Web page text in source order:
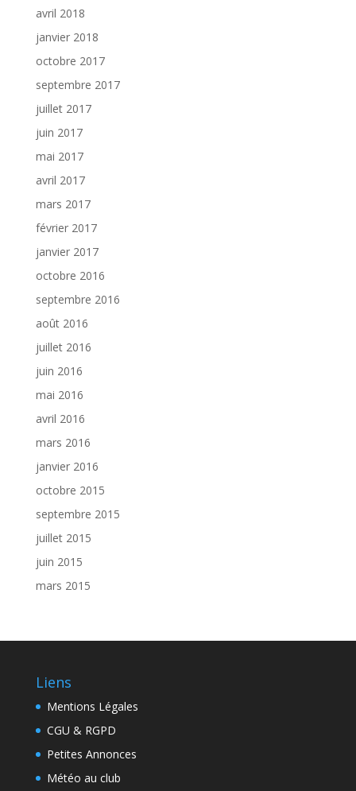
avril 2018
janvier 2018
octobre 2017
septembre 2017
juillet 2017
juin 2017
mai 2017
avril 2017
mars 2017
février 2017
janvier 2017
octobre 2016
septembre 2016
août 2016
juillet 2016
juin 2016
mai 2016
avril 2016
mars 2016
janvier 2016
octobre 2015
septembre 2015
juillet 2015
juin 2015
mars 2015
Liens
Mentions Légales
CGU & RGPD
Petites Annonces
Météo au club